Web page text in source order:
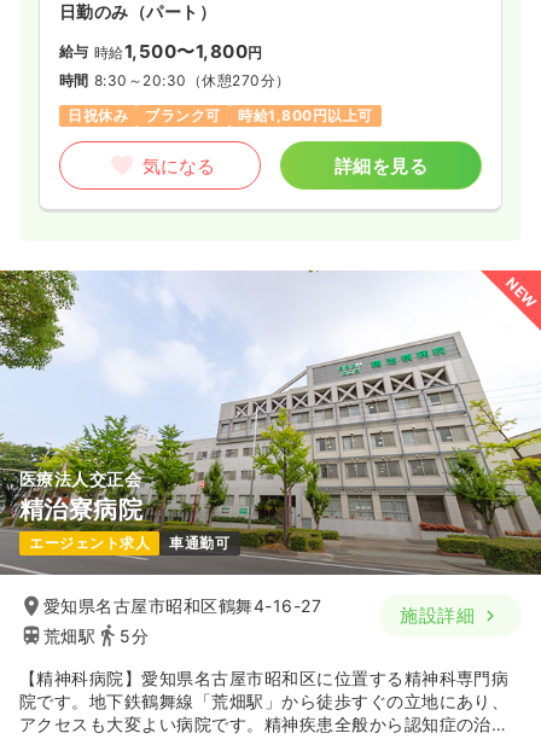
日勤のみ（パート）
給与 時給1,500〜1,800円
時間 8:30～20:30 （休憩270分）
日祝休み
ブランク可 時給1,800円以上可
気になる 詳細を見る
NEW
医療法人交正会
精治寮病院
エージェント求人 車通勤可
愛知県名古屋市昭和区鶴舞4-16-27
荒畑駅
5分
施設詳細
【精神科病院】愛知県名古屋市昭和区に位置する精神科専門病
院です。地下鉄鶴舞線「荒畑駅」から徒歩すぐの立地にあり、
アクセスも大変よい病院です。精神疾患全般から認知症の治療